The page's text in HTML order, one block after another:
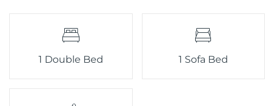
1 Double Bed 1 Sofa Bed